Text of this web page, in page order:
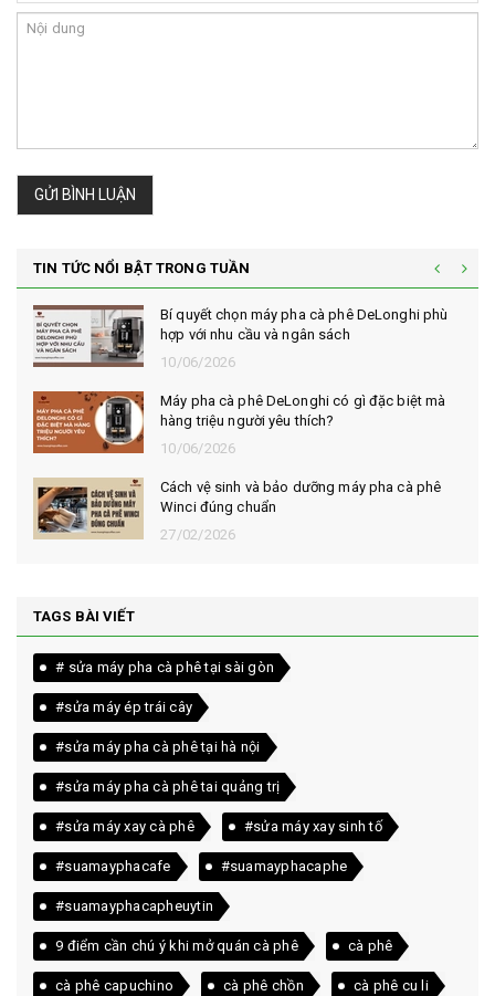
GỬI BÌNH LUẬN
TIN TỨC NỔI BẬT TRONG TUẦN
Bí quyết chọn máy pha cà phê DeLonghi phù
hợp với nhu cầu và ngân sách
10/06/2026
Máy pha cà phê DeLonghi có gì đặc biệt mà
hàng triệu người yêu thích?
10/06/2026
Cách vệ sinh và bảo dưỡng máy pha cà phê
Winci đúng chuẩn
27/02/2026
TAGS BÀI VIẾT
# sửa máy pha cà phê tại sài gòn
#sửa máy ép trái cây
#sửa máy pha cà phê tại hà nội
#sửa máy pha cà phê tai quảng trị
#sửa máy xay cà phê #sửa máy xay sinh tố
#suamayphacafe #suamayphacaphe
#suamayphacapheuytin
9 điểm cần chú ý khi mở quán cà phê cà phê
cà phê capuchino cà phê chồn cà phê cu li